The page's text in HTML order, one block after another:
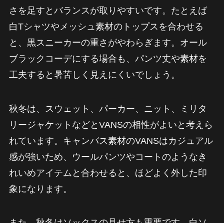
さを足すとバランスが取りやすいです。たとえば
白Tシャツやメッシュ素材のトップスを合わせる
と、黒スニーカーの重さがやわらぎます。オール
ブラックコーデにする場合も、パンツ丈や素材を
工夫すると暑苦しく見えにくいでしょう。
秋冬は、スウェット、パーカー、ニット、ミリタ
リージャケットなどとVANSの相性がよいと考えら
れています。キャンバス素材のVANSはカジュアル
感が強いため、ウールパンツやコートのようなき
れいめアイテムと合わせると、ほどよく外した印
象になります。